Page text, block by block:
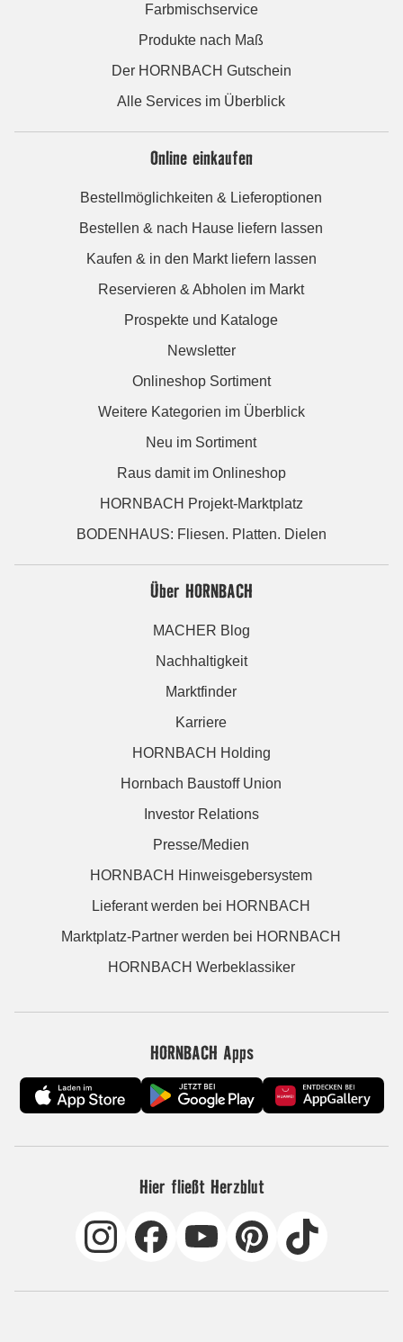
Farbmischservice
Produkte nach Maß
Der HORNBACH Gutschein
Alle Services im Überblick
Online einkaufen
Bestellmöglichkeiten & Lieferoptionen
Bestellen & nach Hause liefern lassen
Kaufen & in den Markt liefern lassen
Reservieren & Abholen im Markt
Prospekte und Kataloge
Newsletter
Onlineshop Sortiment
Weitere Kategorien im Überblick
Neu im Sortiment
Raus damit im Onlineshop
HORNBACH Projekt-Marktplatz
BODENHAUS: Fliesen. Platten. Dielen
Über HORNBACH
MACHER Blog
Nachhaltigkeit
Marktfinder
Karriere
HORNBACH Holding
Hornbach Baustoff Union
Investor Relations
Presse/Medien
HORNBACH Hinweisgebersystem
Lieferant werden bei HORNBACH
Marktplatz-Partner werden bei HORNBACH
HORNBACH Werbeklassiker
HORNBACH Apps
Hier fließt Herzblut